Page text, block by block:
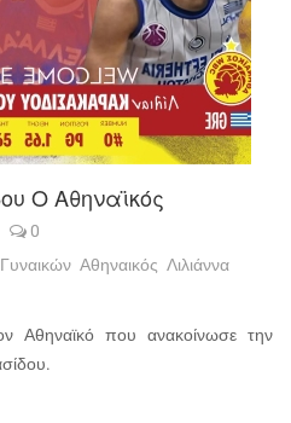
Ο Αθηναϊκός
0
Αθηναικός Λιλιάννα
Αθηναϊκό που ανακοίνωσε την